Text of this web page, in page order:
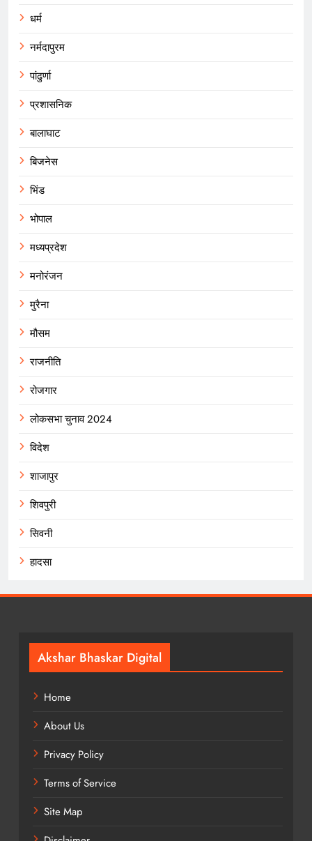
धर्म
नर्मदापुरम
पांढुर्णा
प्रशासनिक
बालाघाट
बिजनेस
भिंड
भोपाल
मध्यप्रदेश
मनोरंजन
मुरैना
मौसम
राजनीति
रोजगार
लोकसभा चुनाव 2024
विदेश
शाजापुर
शिवपुरी
सिवनी
हादसा
Akshar Bhaskar Digital
Home
About Us
Privacy Policy
Terms of Service
Site Map